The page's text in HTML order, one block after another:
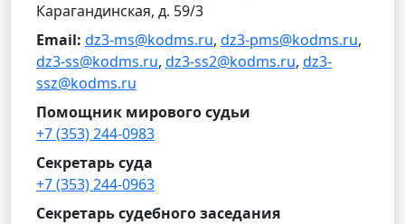
Карагандинская, д. 59/3
Email: dz3-ms@kodms.ru, dz3-pms@kodms.ru,
dz3-ss@kodms.ru, dz3-ss2@kodms.ru, dz3-
ssz@kodms.ru
Помощник мирового судьи
+7 (353) 244-0983
Секретарь суда
+7 (353) 244-0963
Секретарь судебного заседания